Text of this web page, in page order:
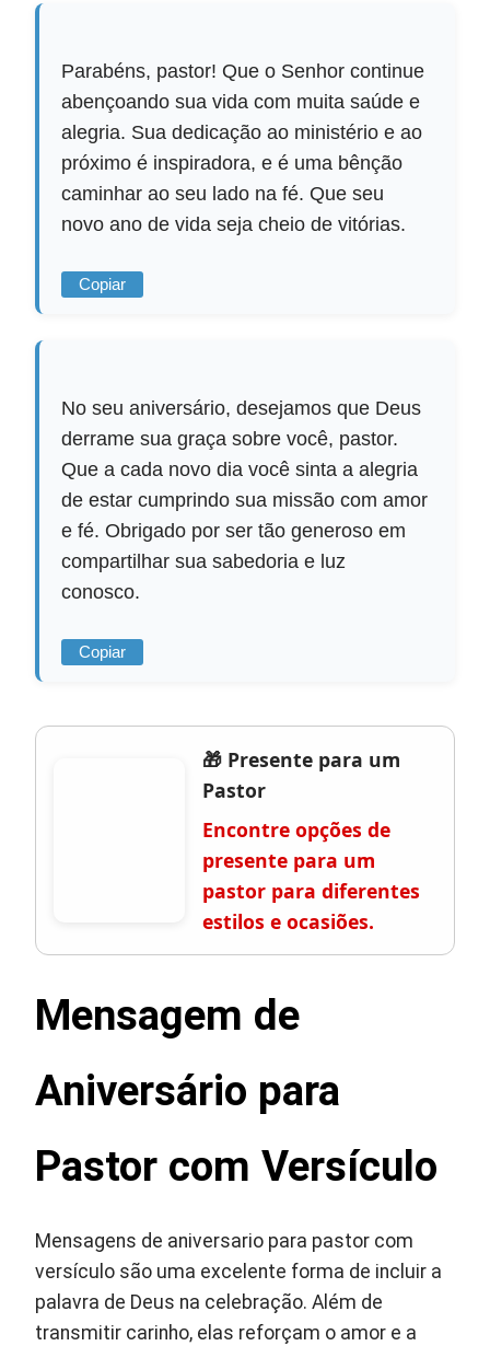
Parabéns, pastor! Que o Senhor continue
abençoando sua vida com muita saúde e
alegria. Sua dedicação ao ministério e ao
próximo é inspiradora, e é uma bênção
caminhar ao seu lado na fé. Que seu
novo ano de vida seja cheio de vitórias.
Copiar
No seu aniversário, desejamos que Deus
derrame sua graça sobre você, pastor.
Que a cada novo dia você sinta a alegria
de estar cumprindo sua missão com amor
e fé. Obrigado por ser tão generoso em
compartilhar sua sabedoria e luz
conosco.
Copiar
🎁 Presente para um
Pastor
Encontre opções de
presente para um
pastor para diferentes
estilos e ocasiões.
Mensagem de
Aniversário para
Pastor com Versículo
Mensagens de aniversario para pastor com
versículo são uma excelente forma de incluir a
palavra de Deus na celebração. Além de
transmitir carinho, elas reforçam o amor e a